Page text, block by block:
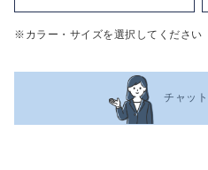
※カラー・サイズを選択してください
チャッ